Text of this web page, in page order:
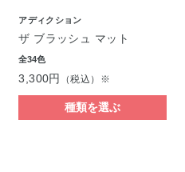
アディクション
ザ ブラッシュ マット
全34色
3,300円 （税込）※
種類を選ぶ